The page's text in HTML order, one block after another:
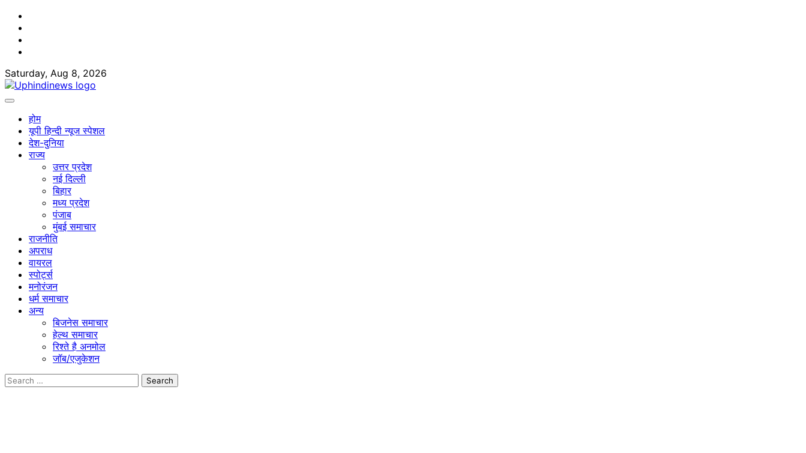
Skip
content
Saturday, Aug 8, 2026
होम
यूपी हिन्दी न्यूज स्पेशल
देश-दुनिया
राज्य
उत्तर प्रदेश
नई दिल्ली
बिहार
मध्य प्रदेश
पंजाब
मुंबई समाचार
राजनीति
अपराध
वायरल
स्पोर्ट्स
मनोरंजन
धर्म समाचार
अन्य
बिजनेस समाचार
हेल्थ समाचार
रिश्ते है अनमोल
जॉब/एजुकेशन
Search